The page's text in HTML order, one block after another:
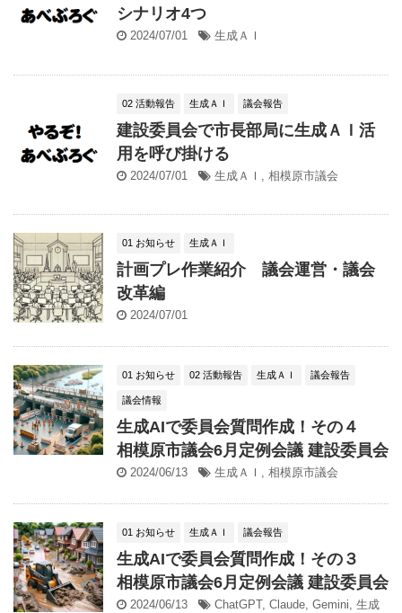
シナリオ4つ
2024/07/01 生成ＡＩ
02 活動報告 生成ＡＩ 議会報告
建設委員会で市長部局に生成ＡＩ活
用を呼び掛ける
2024/07/01 生成ＡＩ 相模原市議会
01 お知らせ 生成ＡＩ
計画プレ作業紹介 議会運営・議会
改革編
2024/07/01
01 お知らせ 02 活動報告 生成ＡＩ 議会報告
議会情報
生成AIで委員会質問作成！その４
相模原市議会6月定例会議 建設委員会
2024/06/13 生成ＡＩ , 相模原市議会
01 お知らせ 生成ＡＩ 議会報告
生成AIで委員会質問作成！その３
相模原市議会6月定例会議 建設委員会
2024/06/13 ChatGPT, Claude, Gemini, 生成